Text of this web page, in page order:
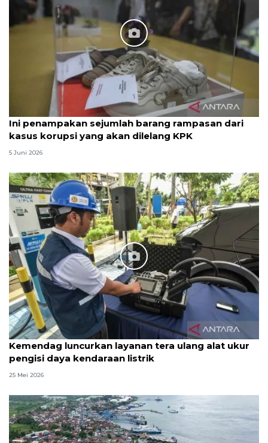
Ini penampakan sejumlah barang rampasan dari
kasus korupsi yang akan dilelang KPK
5 Juni 2026
Kemendag luncurkan layanan tera ulang alat ukur
pengisi daya kendaraan listrik
25 Mei 2026